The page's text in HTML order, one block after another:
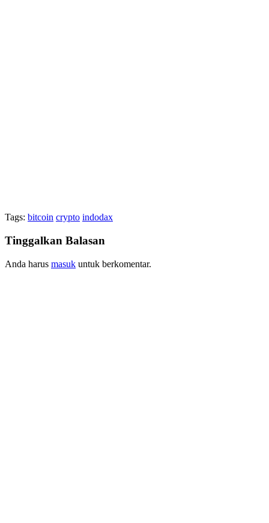
Tags: bitcoin crypto indodax
Tinggalkan Balasan
Anda harus masuk untuk berkomentar.